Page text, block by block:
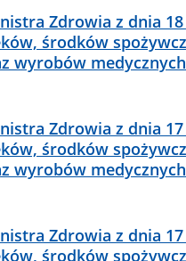
Zdrowia z dnia
środków
wyrobów
Zdrowia z dnia
środków
wyrobów
Zdrowia z dnia
środków